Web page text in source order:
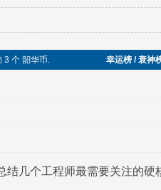
3 个 韶华币. 幸运榜 / 衰神
几个工程师最需要关注的硬